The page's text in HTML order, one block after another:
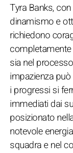
Tyra Banks,
dinamismo e
richiedono
completamente
sia nel
impazienza
i progressi si
immediati dai
posizionato
notevole
squadra e nel